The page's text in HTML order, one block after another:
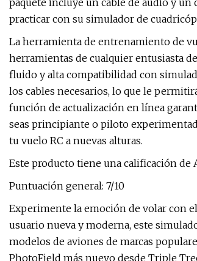
paquete incluye un cable de audio y un
practicar con su simulador de
La herramienta de entrenamiento de
herramientas de cualquier entusiasta
fluido y alta compatibilidad con
los cables necesarios, lo que le
función de actualización en línea
seas principiante o piloto
tu vuelo RC a nuevas alturas.
Este producto tiene una calificación de
Puntuación general: 7/10
Experimente la emoción de volar con
usuario nueva y moderna, este
modelos de aviones de marcas
PhotoField más nuevo desde Triple